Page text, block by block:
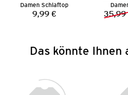
Damen Schlaftop
Preis:
9,99 € 35,99
Das könnte Ihnen